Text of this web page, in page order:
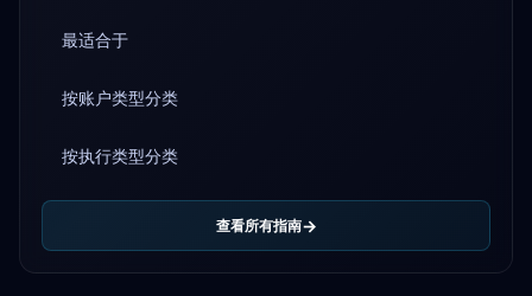
最适合于
按账户类型分类
按执行类型分类
查看所有指南